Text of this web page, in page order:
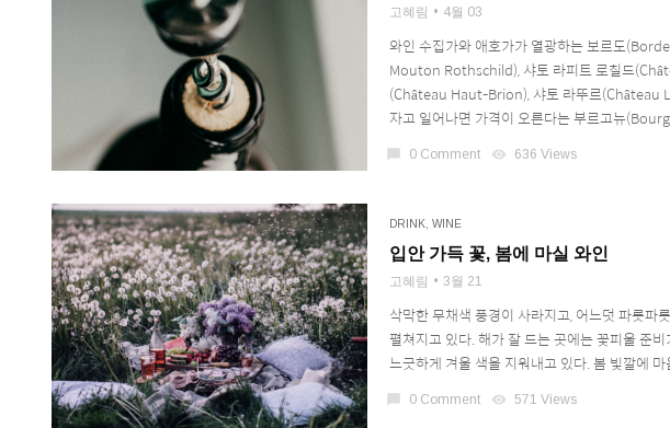
고혜림 4월 03
와인 수집가와 애호가가 열광하는 보르도
Mouton Rothschild), 샤토 라피트 로칠드
(Château Haut-Brion), 샤토 라뚜르(Château
자고 일어나면 가격이 오른다는 부르고뉴
chat_bubble 0 Comment visibility 636 Views
DRINK WINE
입안 가득 꽃, 봄에 마실 와인
고혜림 3월 21
삭막한 무채색 풍경이 사라지고, 어느덧 파릇파
펼쳐지고 있다. 해가 잘 드는 곳에는 꽃피울 준
느긋하게 겨울 색을 지워내고 있다. 봄 빛깔에 마
chat_bubble 0 Comment visibility 571 Views